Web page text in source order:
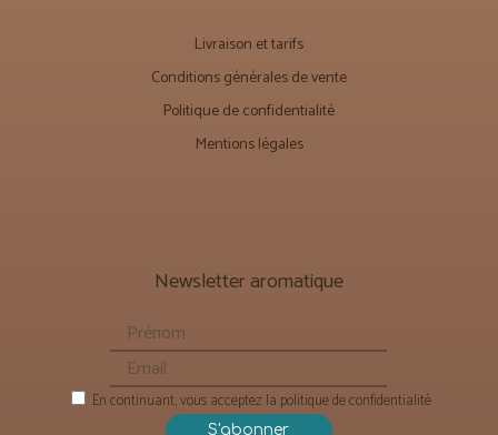
Livraison et tarifs
Conditions générales de vente
Politique de confidentialité
Mentions légales
Newsletter aromatique
En continuant, vous acceptez la politique de confidentialité